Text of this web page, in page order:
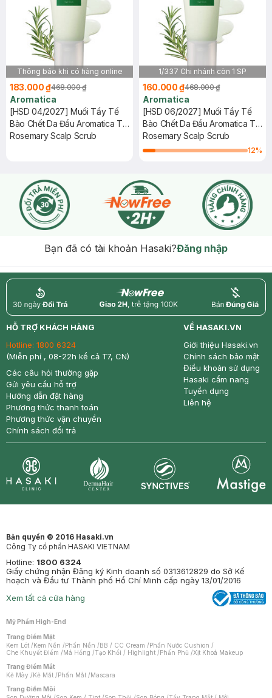
Thông báo khi có hàng online
183.000 ₫468.000 ₫
Aromatica
[HSD 04/2027] Muối Tẩy Tế
Bào Chết Da Đầu Aromatica Từ
Hương Thảo 165g
Rosemary Scalp Scrub
1/337 Chi nhánh còn 1 SP
160.000 ₫468.000 ₫
Aromatica
[HSD 06/2027] Muối Tẩy Tế
Bào Chết Da Đầu Aromatica Từ
Hương Thảo 165g
Rosemary Scalp Scrub
12%
Bạn đã có tài khoản Hasaki?Đăng nhập
return nowfree price
HỖ TRỢ KHÁCH HÀNG
Hotline: 1800 6324
(Miễn phí , 08-22h kể cả T7, CN)
Các câu hỏi thường gặp
Gửi yêu cầu hỗ trợ
Hướng dẫn đặt hàng
Phương thức thanh toán
Phương thức vận chuyển
Chính sách đổi trả
VỀ HASAKI.VN
Giới thiệu Hasaki.vn
Chính sách bảo mật
Điều khoản sử dụng
Hasaki cẩm nang
Tuyển dụng
Liên hệ
Bản quyền © 2016 Hasaki.vn
Công Ty cổ phần HASAKI VIETNAM
Hotline: 1800 6324
Giấy chứng nhận Đăng ký Kinh doanh số 0313612829 do Sở Kế
hoạch và Đầu tư Thành phố Hồ Chí Minh cấp ngày 13/01/2016
Xem tất cả cửa hàng
Mỹ Phẩm High-End
Trang Điểm Mặt
Kem Lót /Kem Nền /Phấn Nền /BB / CC Cream /Phấn Nước Cushion /
Che Khuyết Điểm /Má Hồng /Tạo Khối / Highlight /Phấn Phủ /Xịt Khoá Makeup
Trang Điểm Mắt
Kẻ Mày /Kẻ Mắt /Phấn Mắt /Mascara
Trang Điểm Môi